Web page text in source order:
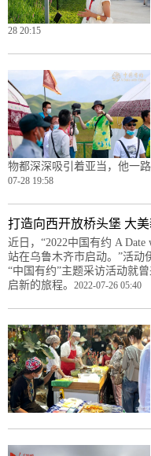
28 20:15
物都深深吸引着亚当，他一
07-28 19:58
打造向西开放桥头堡 大
近日，“2022中国有约 A
站在乌鲁木齐市启动。”活动
“中国有约”主题采访活动就
启新的旅程。 2022-07-26 05:40